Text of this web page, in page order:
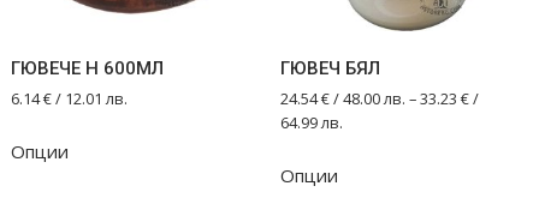
the
page
ГЮВЕЧЕ Н 600МЛ
6.14€/ 12.01 лв.
Опции
ГЮВЕЧ БЯЛ
24.54€/ 48.00 лв. –33.23 €/
64.99 лв.
Опцииproduct